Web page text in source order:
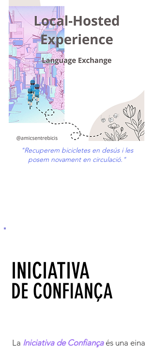
"Recuperem bicicletes en desús i les
posem novament en circulació."
INICIATIVA
DE CONFIANÇA
La Iniciativa de Confiançaés una eina